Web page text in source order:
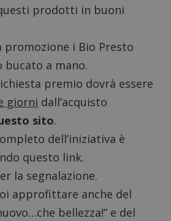
prodotti in buoni
promozione i Bio Presto
bucato a mano.
premio dovrà essere
giorni dall’acquisto
sito.
dell’iniziativa è
questo link.
la segnalazione.
approfittare anche del
bellezza!” e del